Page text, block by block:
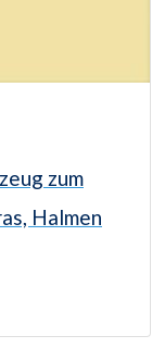
zum
Halmen